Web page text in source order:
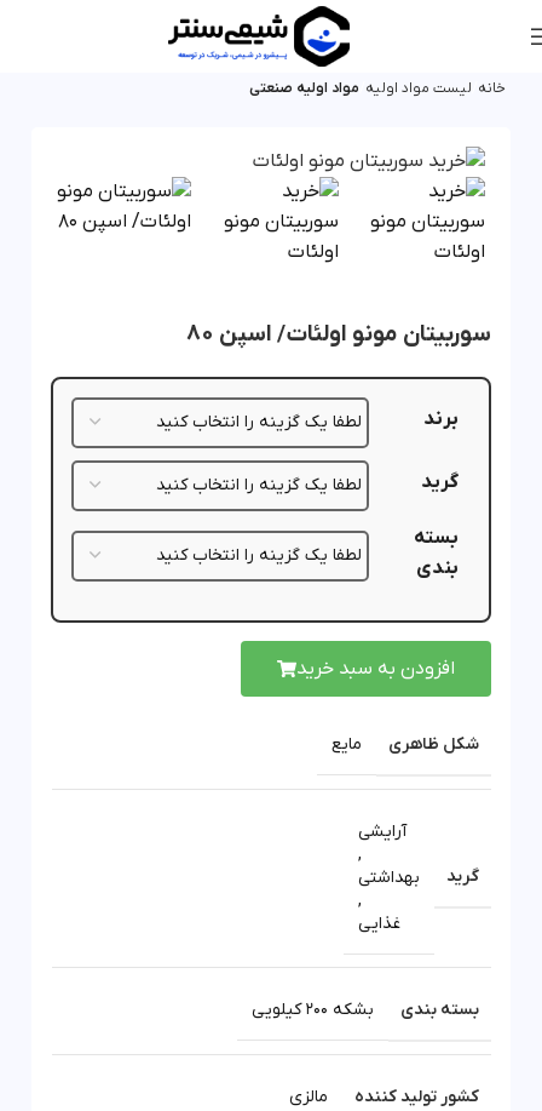
خانه لیست مواد اولیه مواد اولیه صنعتی
سوربیتان مونو اولئات/ اسپن 80
برند
گرید
بسته
بندی
افزودن به سبد خرید
شکل ظاهری مایع
گرید
آرایشی
,
بهداشتی
,
غذایی
بسته بندی بشکه 200 کیلویی
کشور تولید کننده مالزی